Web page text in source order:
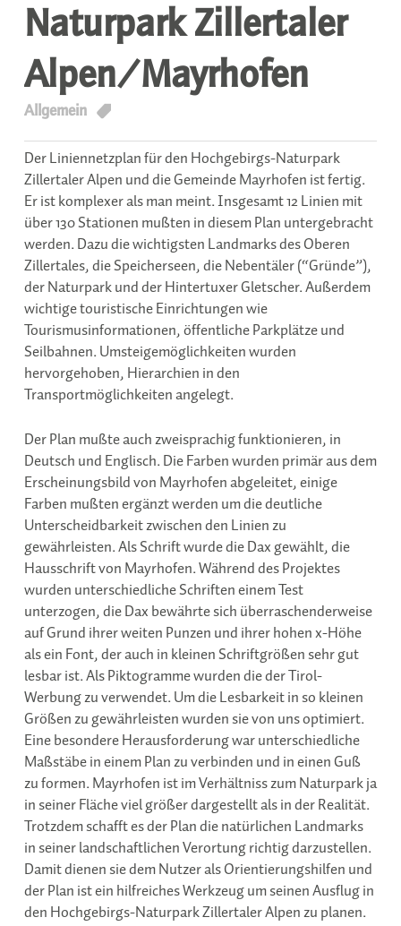
Naturpark Zillertaler
Alpen/Mayrhofen
Allgemein T
Der Liniennetzplan für den Hochgebirgs-Naturpark
Zillertaler Alpen und die Gemeinde Mayrhofen ist fertig.
Er ist komplexer als man meint. Insgesamt 12 Linien mit
über 130 Stationen mußten in diesem Plan untergebracht
werden. Dazu die wichtigsten Landmarks des Oberen
Zillertales, die Speicherseen, die Nebentäler (“Gründe”),
der Naturpark und der Hintertuxer Gletscher. Außerdem
wichtige touristische Einrichtungen wie
Tourismusinformationen, öffentliche Parkplätze und
Seilbahnen. Umsteigemöglichkeiten wurden
hervorgehoben, Hierarchien in den
Transportmöglichkeiten angelegt.
Der Plan mußte auch zweisprachig funktionieren, in
Deutsch und Englisch. Die Farben wurden primär aus dem
Erscheinungsbild von Mayrhofen abgeleitet, einige
Farben mußten ergänzt werden um die deutliche
Unterscheidbarkeit zwischen den Linien zu
gewährleisten. Als Schrift wurde die Dax gewählt, die
Hausschrift von Mayrhofen. Während des Projektes
wurden unterschiedliche Schriften einem Test
unterzogen, die Dax bewährte sich überraschenderweise
auf Grund ihrer weiten Punzen und ihrer hohen x-Höhe
als ein Font, der auch in kleinen Schriftgrößen sehr gut
lesbar ist. Als Piktogramme wurden die der Tirol-
Werbung zu verwendet. Um die Lesbarkeit in so kleinen
Größen zu gewährleisten wurden sie von uns optimiert.
Eine besondere Herausforderung war unterschiedliche
Maßstäbe in einem Plan zu verbinden und in einen Guß
zu formen. Mayrhofen ist im Verhältniss zum Naturpark ja
in seiner Fläche viel größer dargestellt als in der Realität.
Trotzdem schafft es der Plan die natürlichen Landmarks
in seiner landschaftlichen Verortung richtig darzustellen.
Damit dienen sie dem Nutzer als Orientierungshilfen und
der Plan ist ein hilfreiches Werkzeug um seinen Ausflug in
den Hochgebirgs-Naturpark Zillertaler Alpen zu planen.